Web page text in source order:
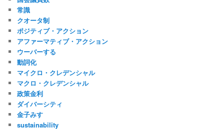
常識
クオータ制
ポジティブ・アクション
アファーマティブ・アクション
ウーバーする
動詞化
マイクロ・クレデンシャル
マクロ・クレデンシャル
政策金利
ダイバーシティ
金子みすゞ
sustainability